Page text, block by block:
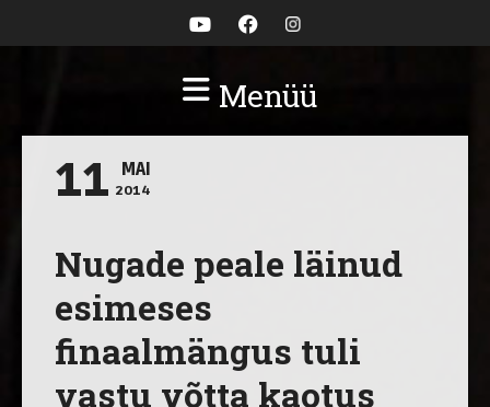
Menüü
11 MAI
2014
Nugade peale läinud
esimeses
finaalmängus tuli
vastu võtta kaotus